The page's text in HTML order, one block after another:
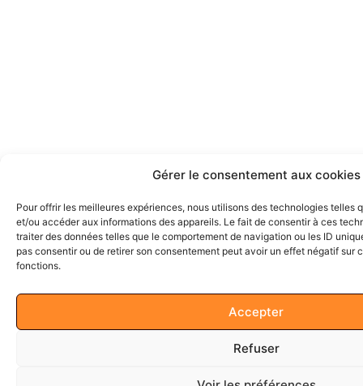
Gérer le consentement aux cookies
Pour offrir les meilleures expériences, nous utilisons des technologies telles
et/ou accéder aux informations des appareils. Le fait de consentir à ces
traiter des données telles que le comportement de navigation ou les ID
pas consentir ou de retirer son consentement peut avoir un effet négatif sur
fonctions.
Accepter
Refuser